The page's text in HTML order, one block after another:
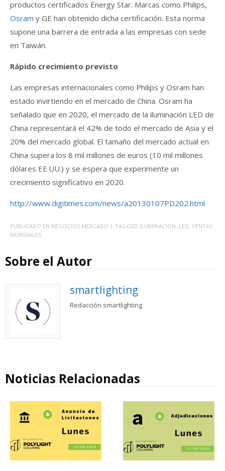
productos certificados Energy Star. Marcas como Philips,
Osram y GE han obtenido dicha certificación. Esta norma
supone una barrera de entrada a las empresas con sede
en Taiwán.
Rápido crecimiento previsto
Las empresas internacionales como Philips y Osram han
estado invirtiendo en el mercado de China. Osram ha
señalado que en 2020, el mercado de la iluminación LED de
China representará el 42% de todo el mercado de Asia y el
20% del mercado global. El tamaño del mercado actual en
China supera los 8 mil millones de euros (10 mil millones
dólares EE.UU.) y se espera que experimente un
crecimiento significativo en 2020.
http://www.digitimes.com/news/a20130107PD202.html
PUBLICADO EN NEGOCIOS MERCADO | TAGGED ILUMINACIÓN, LED, VENTAS
MUNDIALES
Sobre el Autor
smartlighting
Redacción smartlighting
Noticias Relacionadas